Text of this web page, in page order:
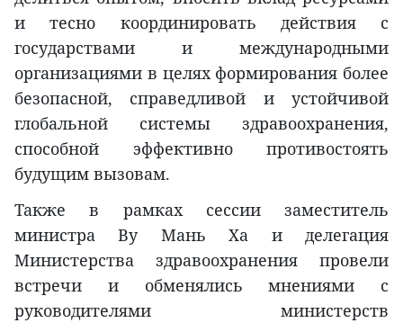
и тесно координировать действия с
государствами и международными
организациями в целях формирования более
безопасной, справедливой и устойчивой
глобальной системы здравоохранения,
способной эффективно противостоять
будущим вызовам.
Также в рамках сессии заместитель
министра Ву Мань Ха и делегация
Министерства здравоохранения провели
встречи и обменялись мнениями с
руководителями министерств